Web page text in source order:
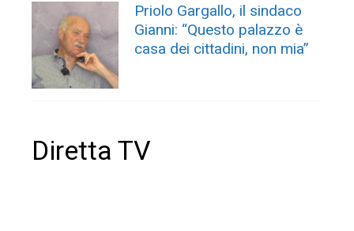
Priolo Gargallo, il sindaco
Gianni: “Questo palazzo è
casa dei cittadini, non mia”
Diretta TV